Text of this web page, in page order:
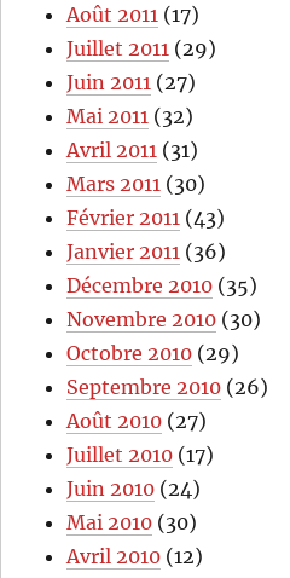
Août 2011 (17)
Juillet 2011 (29)
Juin 2011 (27)
Mai 2011 (32)
Avril 2011 (31)
Mars 2011 (30)
Février 2011 (43)
Janvier 2011 (36)
Décembre 2010 (35)
Novembre 2010 (30)
Octobre 2010 (29)
Septembre 2010 (26)
Août 2010 (27)
Juillet 2010 (17)
Juin 2010 (24)
Mai 2010 (30)
Avril 2010 (12)